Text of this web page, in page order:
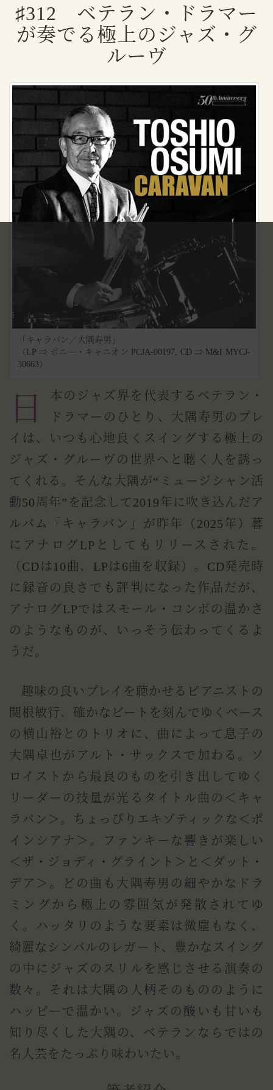
♯312 ベテラン・ドラマー
が奏でる極上のジャズ・グ
ルーヴ
「キャラバン／大隅寿男」
（LP ⇒ ポニー・キャニオン PCJA-00197, CD ⇒ M&I MYCJ-
30663）
日本のジャズ界を代表するベテラン・
ドラマーのひとり、大隅寿男のプレ
イは、いつも心地良くスイングする極上の
ジャズ・グルーヴの世界へと聴く人を誘っ
てくれる。そんな大隅が“ミュージシャン活
動50周年”を記念して2019年に吹き込んだア
ルバム「キャラバン」が昨年（2025年）暮
にアナログLPとしてもリリースされた。
（CDは10曲、LPは6曲を収録）。CD発売時
に録音の良さでも評判になった作品だが、
アナログLPではスモール・コンボの温かさ
のようなものが、いっそう伝わってくるよ
うだ。
趣味の良いプレイを聴かせるピアニストの
関根敏行、確かなビートを刻んでゆくベース
の横山裕とのトリオに、曲によって息子の
大隅卓也がアルト・サックスで加わる。ソ
ロイストから最良のものを引き出してゆく
リーダーの技量が光るタイトル曲の＜キャ
ラバン＞。ちょっぴりエキゾティックな＜ポ
インシアナ＞。ファンキーな響きが楽しい
＜ザ・ジョディ・グライント＞と＜ダット・
デア＞。どの曲も大隅寿男の細やかなドラ
ミングから極上の雰囲気が発散されてゆ
く。ハッタリのような要素は微塵もなく、
綺麗なシンバルのレガート、豊かなスイング
の中にジャズのスリルを感じさせる演奏の
数々。それは大隅の人柄そのもののように
ハッピーで温かい。ジャズの酸いも甘いも
知り尽くした大隅の、ベテランならではの
名人芸をたっぷり味わいたい。